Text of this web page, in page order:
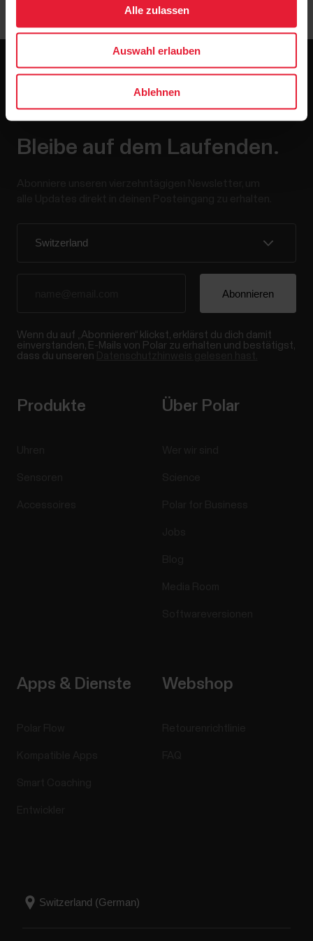
Alle zulassen
Auswahl erlauben
Ablehnen
Bleibe auf dem Laufenden.
Wenn du auf „Abonnieren“ klickst, erklärst du dich damit
einverstanden, E-Mails von Polar zu erhalten und bestätigst,
dass du unseren
Produkte Über Polar
Apps & Dienste Webshop